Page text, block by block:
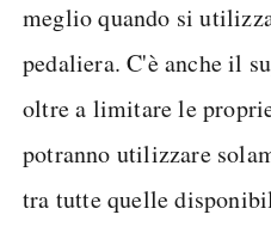
meglio quando si
pedaliera. C'è anche il
oltre a limitare le
potranno utilizzare
tra tutte quelle